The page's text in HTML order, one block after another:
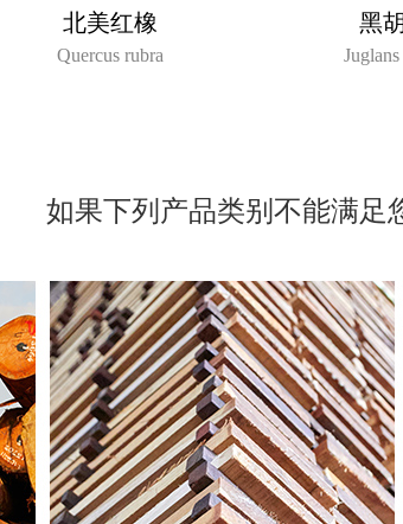
北美红橡
Quercus rubra
黑
如果下列产品类别不能满足